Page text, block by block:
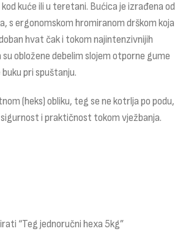
kuće ili u teretani. Bućica je izrađena od
s ergonomskom hromiranom drškom koja
hvat čak i tokom najintenzivnijih
obložene debelim slojem otporne gume
pri spuštanju.
(heks) obliku, teg se ne kotrlja po podu,
i praktičnost tokom vježbanja.
“Teg jednoručni hexa 5kg”